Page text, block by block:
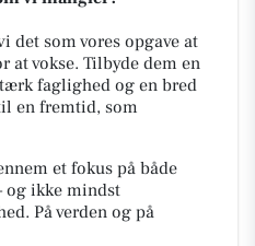
det som vores opgave at
at vokse. Tilbyde dem en
faglighed og en bred
en fremtid, som
et fokus på både
og ikke mindst
På verden og på